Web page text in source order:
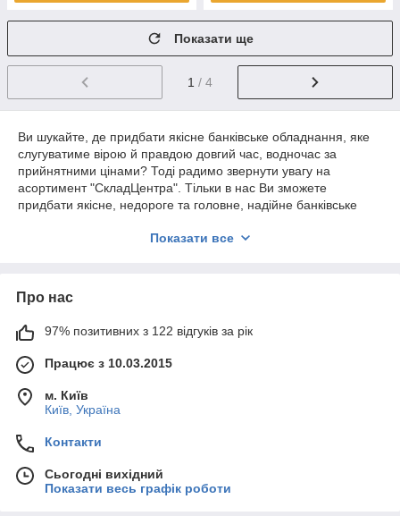
Показати ще
1 / 4
Ви шукайте, де придбати якісне банківське обладнання, яке
слугуватиме вірою й правдою довгий час, водночас за
прийнятними цінами? Тоді радимо звернути увагу на
асортимент "СкладЦентра". Тільки в нас Ви зможете
придбати якісне, недороге та головне, надійне банківське
Для успішного ведення бізнесу насамперед необхідно
досягти такої оперативності, швидкості їх виконання — не
полегшення й автоматизації таких робіт.
Такий тривалий процес, як підрахунок банкнот неабияк
забирає час, і тому потрібен спеціальний пристрій, який
здатний його автоматизувати та спростити. Для полегшення
процесу ведення бізнесу та швидкості виконання рутинних
б невелике обладнання, але, втім, воно дає змогу
максимально спростити процес роботи, і практично
автоматизувати виконання деяких завдань.
У нас Ви знайдете велику кількість найрізноманітніших
Показати все
Про нас
97% позитивних з 122 відгуків за рік
Працює з 10.03.2015
м. Київ
Київ, Україна
Контакти
Сьогодні вихідний
Показати весь графік роботи